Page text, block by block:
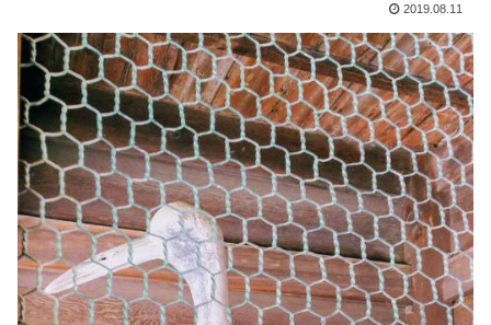
2019.08.11